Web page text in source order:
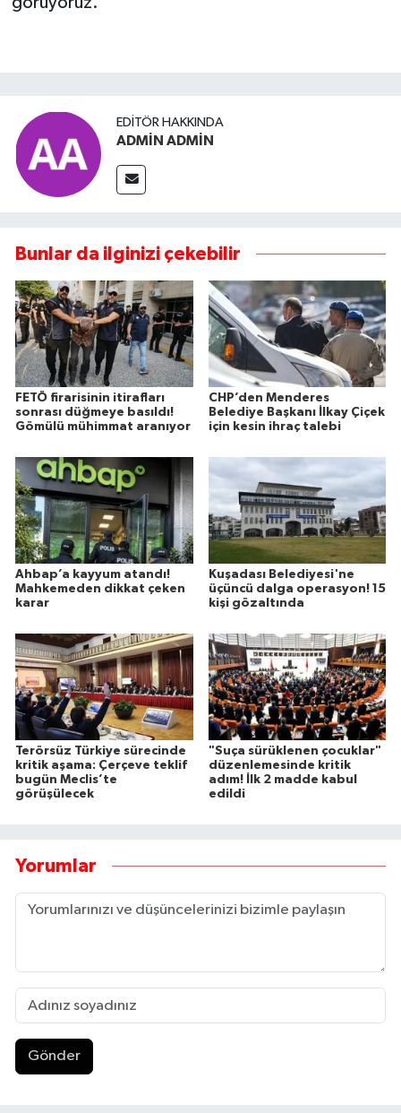
EDITÖR HAKKINDA
ADMİN ADMİN
Bunlar da ilginizi çekebilir
FETÖ firarisinin itirafları
sonrası düğmeye basıldı!
Gömülü mühimmat aranıyor
CHP’den Menderes
Belediye Başkanı İlkay Çiçek
için kesin ihraç talebi
Ahbap’a kayyum atandı!
Mahkemeden dikkat çeken
karar
Kuşadası Belediyesi'ne
üçüncü dalga operasyon! 15
kişi gözaltında
Terörsüz Türkiye sürecinde
kritik aşama: Çerçeve teklif
bugün Meclis’te
görüşülecek
"Suça sürüklenen çocuklar"
düzenlemesinde kritik
adım! İlk 2 madde kabul
edildi
Yorumlar
Gönder